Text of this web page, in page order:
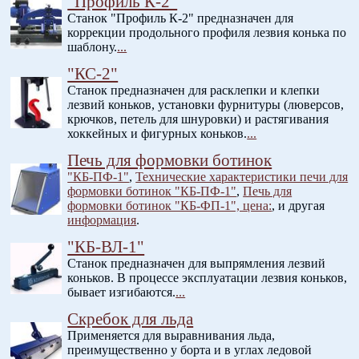
Станок "Профиль К-2" предназначен для
коррекции продольного профиля лезвия конька по
шаблону....
"КС-2"
Станок предназначен для расклепки и клепки
лезвий коньков, установки фурнитуры (люверсов,
крючков, петель для шнуровки) и растягивания
хоккейных и фигурных коньков....
Печь для формовки ботинок
"КБ-ПФ-1",Технические характеристики печи для
формовки ботинок "КБ-ПФ-1",Печь для
формовки ботинок "КБ-ФП-1", цена:, и другая
информация.
"КБ-ВЛ-1"
Станок предназначен для выпрямления лезвий
коньков. В процессе эксплуатации лезвия коньков,
бывает изгибаются....
Скребок для льда
Применяется для выравнивания льда,
преимущественно у борта и в углах ледовой